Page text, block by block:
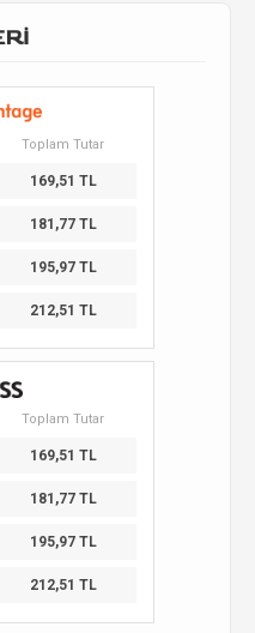
Toplam Tutar
169,51 TL
181,77 TL
195,97 TL
212,51 TL
Toplam Tutar
169,51 TL
181,77 TL
195,97 TL
212,51 TL